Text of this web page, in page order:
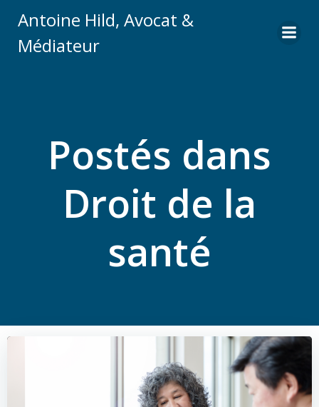
au
Antoine Hild, Avocat &
Médiateur
Postés dans
Droit de la
santé